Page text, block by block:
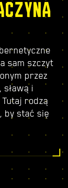
sam szczyt
przez
sławą i
rodzą
by stać się